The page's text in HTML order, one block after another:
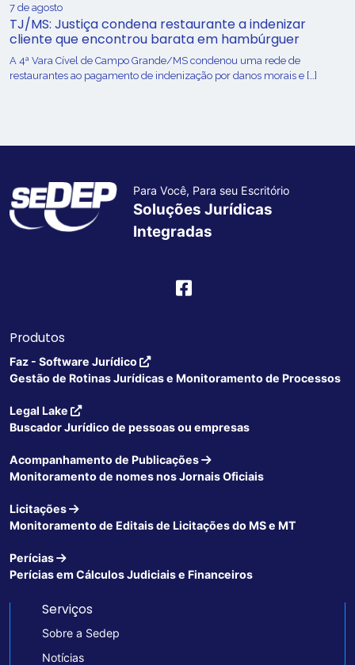
7 de agosto
TJ/MS: Justiça condena restaurante a indenizar
cliente que encontrou barata em hambúrguer
A 4ª Vara Cível de Campo Grande/MS condenou uma rede de
restaurantes ao pagamento de indenização por danos morais e […]
Para Você, Para seu Escritório
Soluções Jurídicas
Integradas
Produtos
Faz - Software Jurídico
Gestão de Rotinas Jurídicas e Monitoramento de Processos
Legal Lake
Buscador Jurídico de pessoas ou empresas
Acompanhamento de Publicações
Monitoramento de nomes nos Jornais Oficiais
Licitações
Monitoramento de Editais de Licitações do MS e MT
Perícias
Perícias em Cálculos Judiciais e Financeiros
Serviços
Sobre a Sedep
Notícias